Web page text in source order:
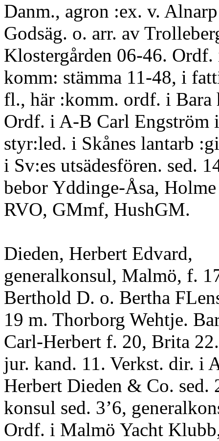
Danm., agron :ex. v.
Godsäg. o. arr. av
Klostergården 06-46. Ordf.
komm: stämma 11-48, i
fl., här :komm. ordf. i Bara
Ordf. i A-B Carl Engström
styr:led. i Skånes lantarb
i Sv:es utsädesfören. sed.
bebor Yddinge-Åsa,
RVO, GMmf, HushGM.
Dieden, Herbert Edvard,
generalkonsul, Malmö, f.
Berthold D. o. Bertha
19 m. Thorborg Wehtje.
Carl-Herbert f. 20, Brita
jur. kand. 11. Verkst. dir. i
Herbert Dieden & Co. sed.
konsul sed. 3’6,
Ordf. i Malmö Yacht